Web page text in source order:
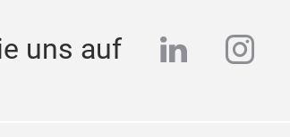
uns auf linkedin